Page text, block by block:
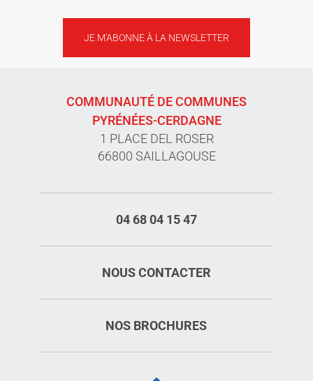
JE M'ABONNE À LA NEWSLETTER
COMMUNAUTÉ DE COMMUNES
PYRÉNÉES-CERDAGNE
1 PLACE DEL ROSER
66800 SAILLAGOUSE
04 68 04 15 47
NOUS CONTACTER
NOS BROCHURES